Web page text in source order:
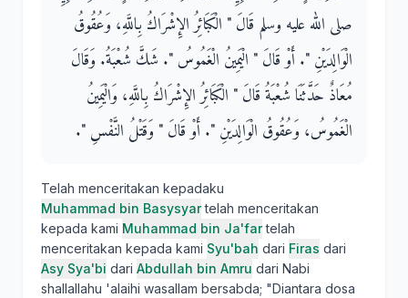
صلى الله عليه وسلم قَالَ ‏"‏ الْكَبَائِرُ الإِشْرَاكُ بِاللَّهِ، وَعُقُوقُ
الْوَالِدَيْنِ ‏"‏‏.‏ أَوْ قَالَ ‏"‏ الْيَمِينُ الْغَمُوسُ ‏"‏‏.‏ شَكَّ شُعْبَةُ‏.‏ وَقَالَ
مُعَاذٌ حَدَّثَنَا شُعْبَةُ قَالَ ‏"‏ الْكَبَائِرُ الإِشْرَاكُ بِاللَّهِ، وَالْيَمِينُ
الْغَمُوسُ، وَعُقُوقُ الْوَالِدَيْنِ ‏"‏‏.‏ أَوْ قَالَ ‏"‏ وَقَتْلُ النَّفْسِ ‏"‏‏.‏
Telah menceritakan kepadaku
Muhammad bin Basysyartelah menceritakan
kepada kami Muhammad bin Ja'fartelah
menceritakan kepada kami Syu'bah dari Firas dari
Asy Sya'bi dari Abdullah bin Amru dari Nabi
shallallahu 'alaihi wasallam bersabda; "Diantara dosa